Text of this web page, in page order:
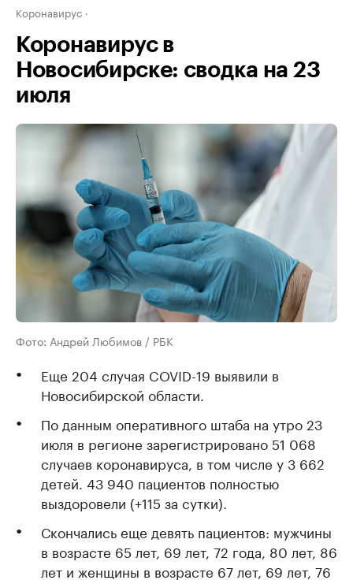
Коронавирус
Коронавирус в
Новосибирске: сводка на 23
июля
Фото: Андрей Любимов / РБК
Еще 204 случая COVID-19 выявили в
Новосибирской области.
По данным оперативного штаба на утро 23
июля в регионе зарегистрировано 51 068
случаев коронавируса, в том числе у 3 662
детей. 43 940 пациентов полностью
выздоровели (+115 за сутки).
Скончались еще девять пациентов: мужчины
в возрасте 65 лет, 69 лет, 72 года, 80 лет, 86
лет и женщины в возрасте 67 лет, 69 лет, 76